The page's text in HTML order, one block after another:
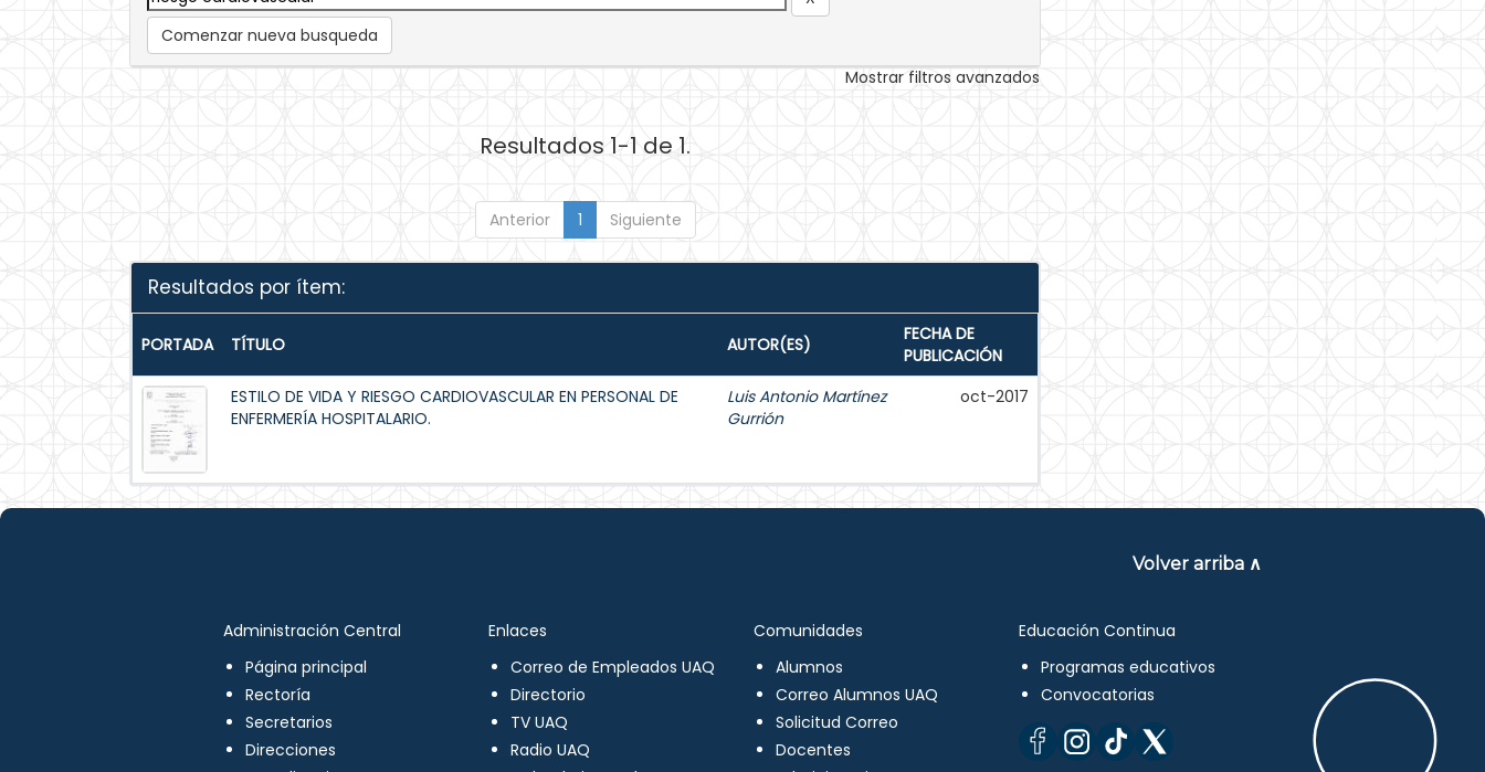
Comenzar nueva busqueda
Mostrar filtros avanzados
Resultados 1-1 de 1.
Anterior 1 Siguiente
Resultados por ítem:
PORTADA TÍTULO AUTOR(ES)
FECHA DE
PUBLICACIÓN
ESTILO DE VIDA Y RIESGO CARDIOVASCULAR EN PERSONAL DE
ENFERMERÍA HOSPITALARIO.
Luis Antonio Martínez
Gurrión
oct-2017
Volver arriba ∧
Administración Central
Página principal
Rectoría
Secretarios
Direcciones
Enlaces
Correo de Empleados UAQ
Directorio
TV UAQ
Radio UAQ
Comunidades
Alumnos
Correo Alumnos UAQ
Solicitud Correo
Docentes
Educación Continua
Programas educativos
Convocatorias